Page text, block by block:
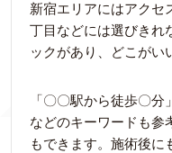
新宿エリアにはアクセ
丁目などには選びきれ
ックがあり、どこがい
「〇〇駅から徒歩〇分
などのキーワードも参
もできます。施術後に